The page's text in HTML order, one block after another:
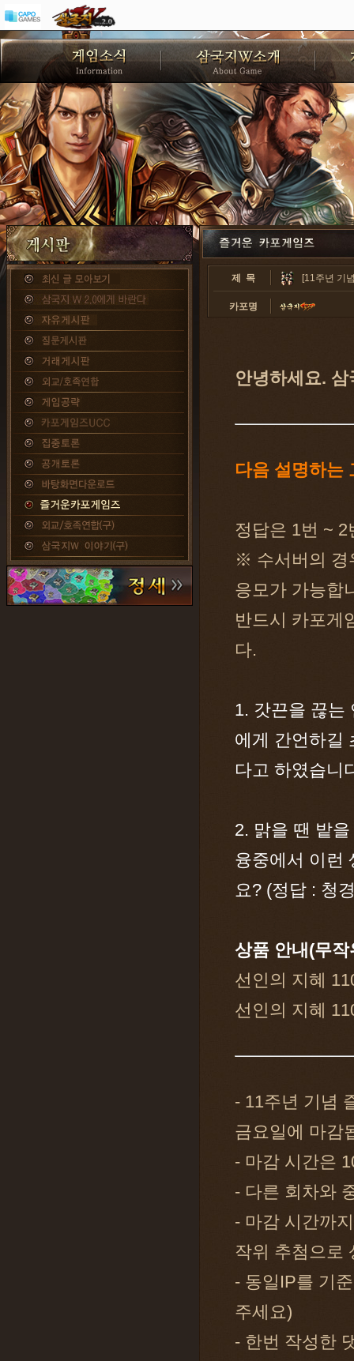
제 목 [11주년 기
카포명
안녕하세요. 삼
다음 설명하는
정답은 1번 ~
※ 수서버의 경
응모가 가능합
반드시 카포게
다.
1. 갓끈을 끊는
에게 간언하길
다고 하였습니
2. 맑을 땐 밭
융중에서 이런
요? (정답 : 청
상품 안내(무작
선인의 지혜
선인의 지혜
- 11주년 기념
금요일에 마감
- 마감 시간은
- 다른 회차와
- 마감 시간까
작위 추첨으로
- 동일IP를 기
주세요)
- 한번 작성한